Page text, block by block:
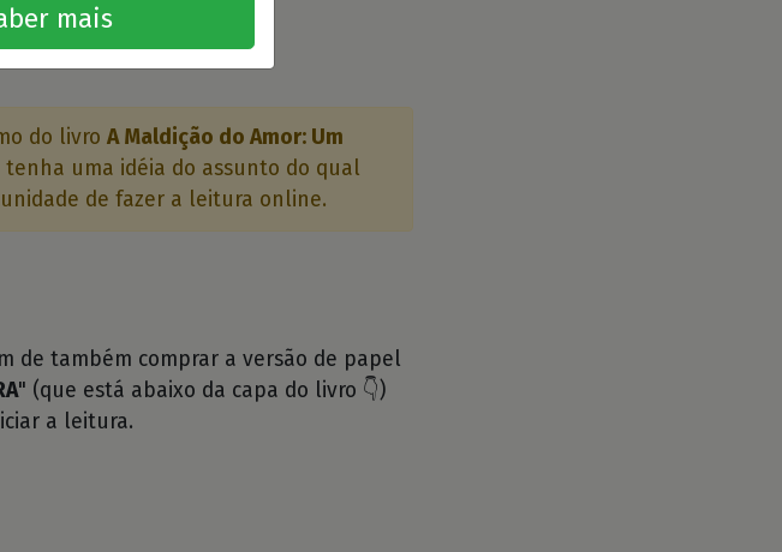
do livro A Maldição do Amor: Um
tenha uma idéia do assunto do qual
de fazer a leitura online.
de também comprar a versão de papel
" (que está abaixo da capa do livro 👇)
a leitura.
mais